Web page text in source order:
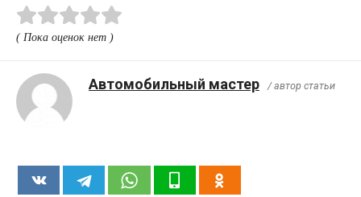
( Пока оценок нет )
Автомобильный мастер / автор статьи